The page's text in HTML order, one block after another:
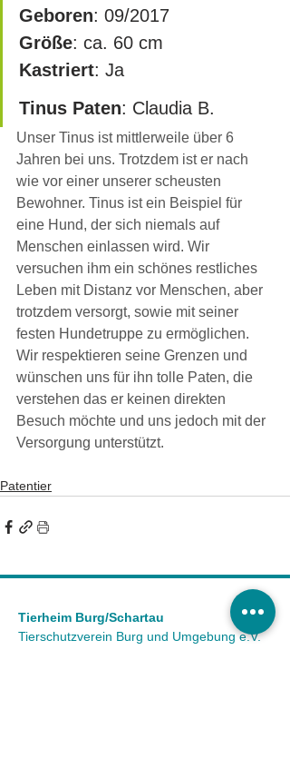
Geboren: 09/2017
Größe: ca. 60 cm
Kastriert: Ja
Tinus Paten: Claudia B.
Unser Tinus ist mittlerweile über 6
Jahren bei uns. Trotzdem ist er nach
wie vor einer unserer scheusten
Bewohner. Tinus ist ein Beispiel für
eine Hund, der sich niemals auf
Menschen einlassen wird. Wir
versuchen ihm ein schönes restliches
Leben mit Distanz vor Menschen, aber
trotzdem versorgt, sowie mit seiner
festen Hundetruppe zu ermöglichen.
Wir respektieren seine Grenzen und
wünschen uns für ihn tolle Paten, die
verstehen das er keinen direkten
Besuch möchte und uns jedoch mit der
Versorgung unterstützt.
Patentier
Tierheim Burg/Schartau
Tierschutzverein Burg und Umgebung e.V.